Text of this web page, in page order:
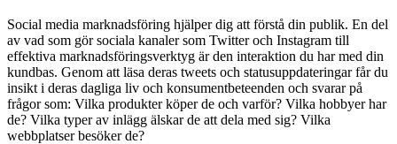
Social media marknadsföring hjälper dig att förstå din publik. En del
av vad som gör sociala kanaler som Twitter och Instagram till
effektiva marknadsföringsverktyg är den interaktion du har med din
kundbas. Genom att läsa deras tweets och statusuppdateringar får du
insikt i deras dagliga liv och konsumentbeteenden och svarar på
frågor som: Vilka produkter köper de och varför? Vilka hobbyer har
de? Vilka typer av inlägg älskar de att dela med sig? Vilka
webbplatser besöker de?